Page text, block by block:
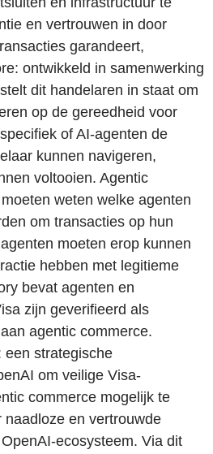
en vertrouwen in door
garandeert,
ontwikkeld in samenwerking
dit handelaren in staat om
op de gereedheid voor
of AI-agenten de
kunnen navigeren,
voltooien. Agentic
weten welke agenten
om transacties op hun
moeten erop kunnen
hebben met legitieme
bevat agenten en
zijn geverifieerd als
agentic commerce.
een strategische
om veilige Visa-
commerce mogelijk te
en vertrouwde
ecosysteem. Via dit